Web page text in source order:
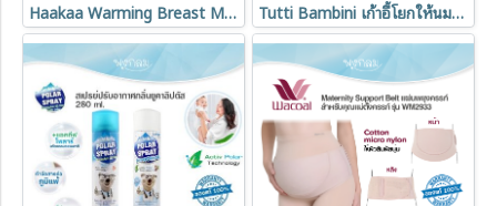
Haakaa Warming Breast Massager ลดท่อน้ำนมอุดตัน Tutti Bambini เก้าอี้โยกให้นมเด็ก พร้อมเก้าอี้วางเท้า รุ่น Jonah